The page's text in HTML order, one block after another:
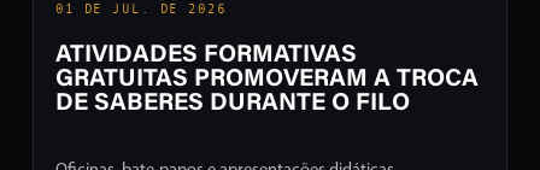
01 DE JUL. DE 2026
ATIVIDADES FORMATIVAS
GRATUITAS PROMOVERAM A TROCA
DE SABERES DURANTE O FILO